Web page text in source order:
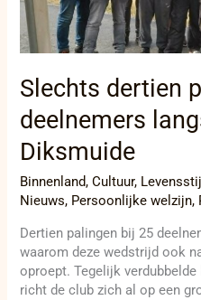
Slechts dertien
deelnemers
Diksmuide
Binnenland,Cultuur,
Nieuws, Persoonlijke welzijn,
Dertien palingen bij 25
waarom deze wedstrijd ook
oproept. Tegelijk
richt de club zich al op een
IJzer
in
Diksmuide